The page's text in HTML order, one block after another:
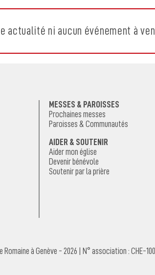
actualité ni aucun événement à
MESSES & PAROISSES
Prochaines messes
Paroisses & Communautés
AIDER & SOUTENIR
Aider mon église
Devenir bénévole
Soutenir par la prière
à Genève - 2026 | N° association : CHE-